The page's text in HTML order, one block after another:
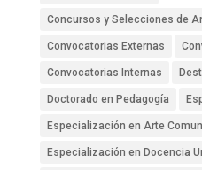
Concursos y Selecciones de
Convocatorias Externas
Convocatorias Internas
Doctorado en Pedagogía
Especialización en Arte
Especialización en Docencia